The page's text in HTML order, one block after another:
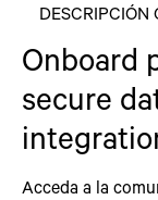
DESCRIPCIÓN
Onboard
secure
Acceda a la